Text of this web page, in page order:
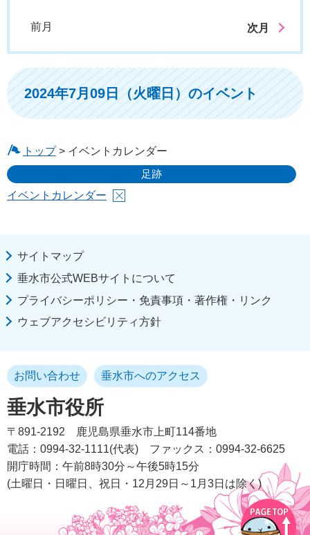
前月 次月
2024年7月09日（火曜日）のイベント
トップ> イベントカレンダー
足跡
イベントカレンダー
サイトマップ
垂水市公式WEBサイトについて
プライバシーポリシー・免責事項・著作権・リンク
ウェブアクセシビリティ方針
垂水市役所
お問い合わせ 垂水市へのアクセス
〒891-2192
鹿児島県垂水市上町114番地
電話：0994-32-1111(代表)
ファックス：0994-32-6625
開庁時間：午前8時30分～午後5時15分
(土曜日・日曜日、祝日・12月29日～1月3日は除く)